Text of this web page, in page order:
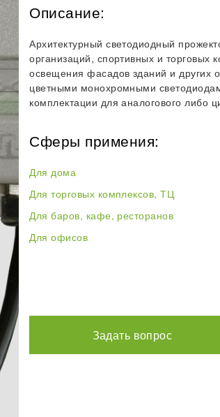
Описание:
Архитектурный светодиодный
организаций, спортивных и
освещения фасадов зданий и других
цветными монохромными
комплектации для аналогового либо
Сферы примения:
Для дома
Для торговых комплексов, ТЦ
Для баров, кафе, ресторанов
Для офисов
Задать вопрос